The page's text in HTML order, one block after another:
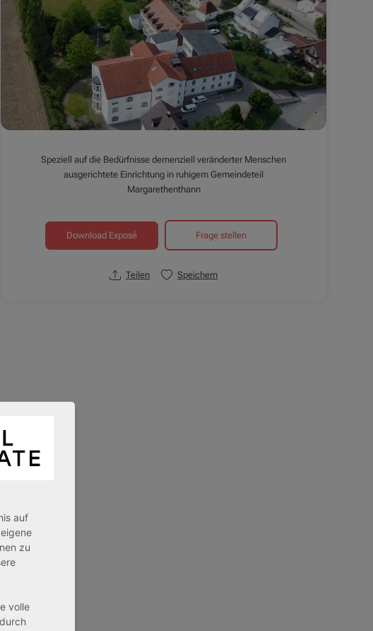
Speziell auf die Bedürfnisse demenziell veränderter Menschen
ausgerichtete Einrichtung in ruhigem Gemeindeteil
Margarethenthann
Download Exposé Frage stellen
Teilen Speichern
auf
zu
volle